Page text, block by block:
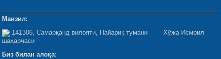
Манзил:
141306, Самарқанд вилояти, Пайариқ тумани Хўжа Исмоил
шаҳарчаси
Биз билан алоқа: